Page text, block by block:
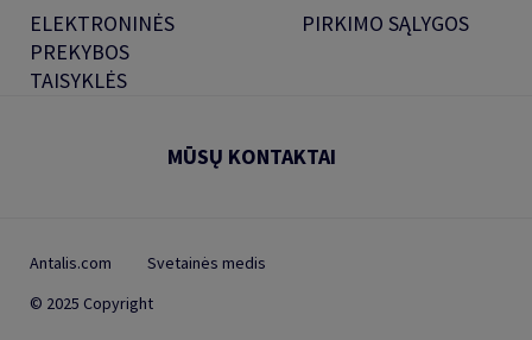
ELEKTRONINĖS
PREKYBOS
TAISYKLĖS
PIRKIMO SĄLYGOS
MŪSŲ KONTAKTAI
Antalis.com
Svetainės medis
© 2025 Copyright